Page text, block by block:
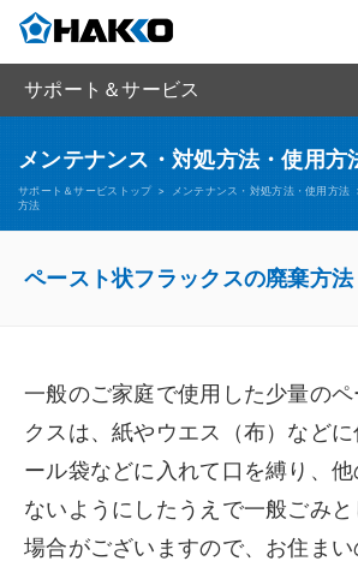
サポート＆サービス
メンテナンス・対処方法・使用方
サポート＆サービストップ > メンテナンス・対処方法・使用方法
方法
ペースト状フラックスの廃棄方法
一般のご家庭で使用した少量の
クスは、紙やウエス（布）など
ール袋などに入れて口を縛り、
ないようにしたうえで一般ごみ
場合がございますので、お住ま